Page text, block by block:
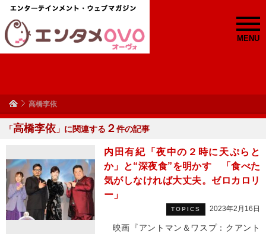
MENU
高橋李依
「高橋李依 」に関連する ２件の記事
内田有紀「夜中の２時に天ぷらと
か」と“深夜食”を明かす 「食べた
気がしなければ大丈夫。ゼロカロリ
ー」
TOPICS 2023年2月16日
映画『アントマン＆ワスプ：クアント